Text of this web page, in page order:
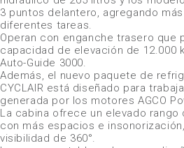
3 puntos delantero, agregando
diferentes tareas.
Operan con enganche trasero que
capacidad de elevación de 12.000
Auto-Guide 3000.
Además, el nuevo paquete de
CYCLAIR está diseñado para
generada por los motoresAGCO
La cabina ofrece un elevado
con más espacios e
visibilidad de 360°.